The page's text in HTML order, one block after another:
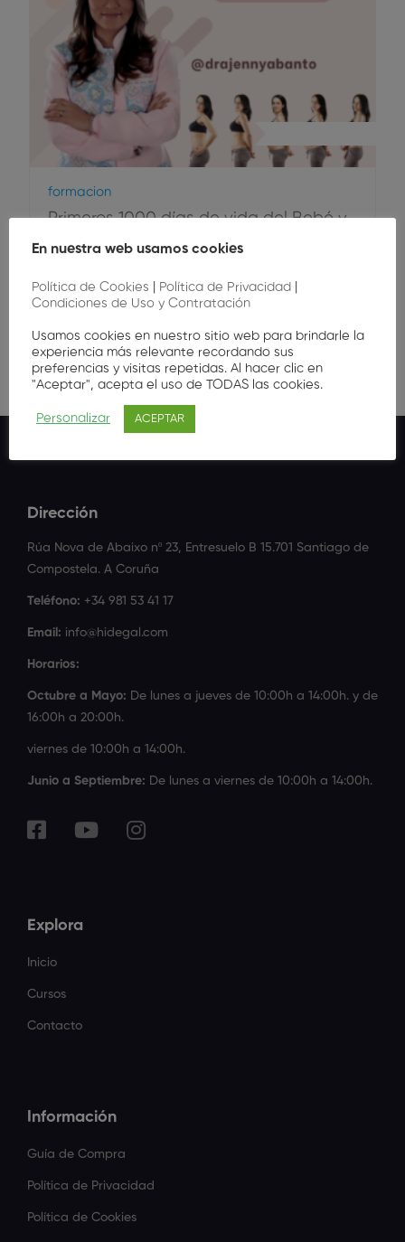
Formacion
Primeros 1000 días de vida del Bebé y
Salud Bucal
Dirección
Rúa Nova de Abaixo nº 23, Entresuelo B 15.701 Santiago de
Compostela. A Coruña
Teléfono: +34 981 53 41 17
Email: info@hidegal.com
Horarios:
Octubre a Mayo: De lunes a jueves de 10:00h a 14:00h. y de
16:00h a 20:00h.
viernes de 10:00h a 14:00h.
Junio a Septiembre: De lunes a viernes de 10:00h a 14:00h.
Explora
Inicio
Cursos
Contacto
Información
Guía de Compra
Política de Privacidad
Política de Cookies
En nuestra web usamos cookies
Política de Cookies Política de Privacidad
Condiciones de Uso y Contratación
Usamos cookies en nuestro sitio web para brindarle la
experiencia más relevante recordando sus
preferencias y visitas repetidas. Al hacer clic en
"Aceptar", acepta el uso de TODAS las cookies.
Personalizar ACEPTAR